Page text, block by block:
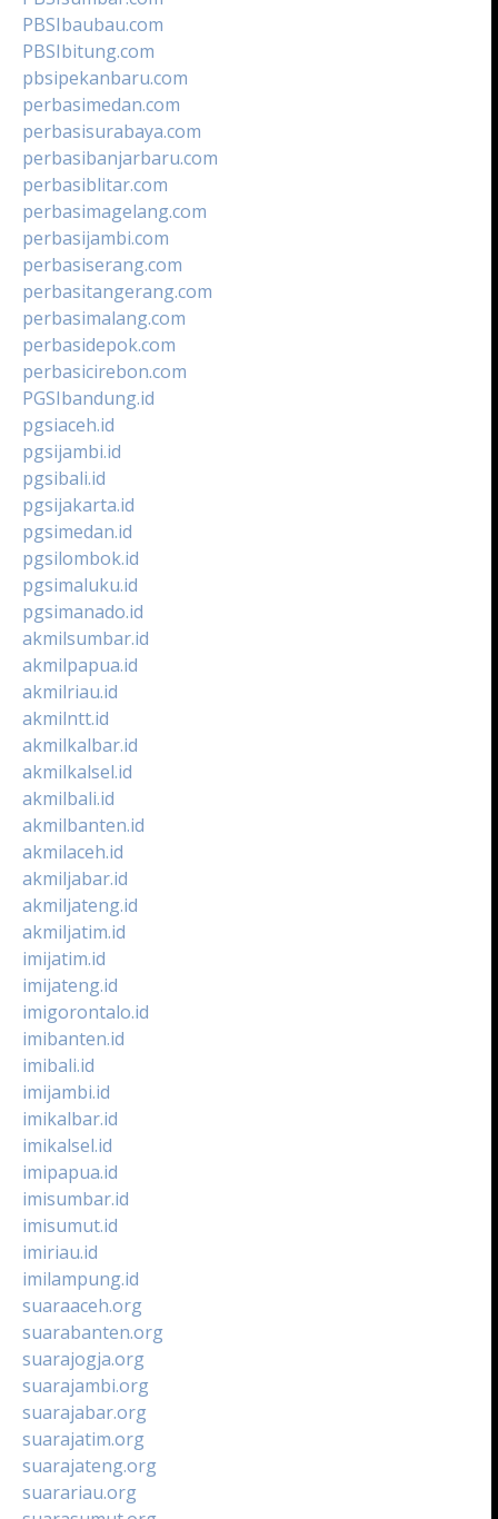
PBSIbaubau.com
PBSIbitung.com
pbsipekanbaru.com
perbasimedan.com
perbasisurabaya.com
perbasibanjarbaru.com
perbasiblitar.com
perbasimagelang.com
perbasijambi.com
perbasiserang.com
perbasitangerang.com
perbasimalang.com
perbasidepok.com
perbasicirebon.com
PGSIbandung.id
pgsiaceh.id
pgsijambi.id
pgsibali.id
pgsijakarta.id
pgsimedan.id
pgsilombok.id
pgsimaluku.id
pgsimanado.id
akmilsumbar.id
akmilpapua.id
akmilriau.id
akmilntt.id
akmilkalbar.id
akmilkalsel.id
akmilbali.id
akmilbanten.id
akmilaceh.id
akmiljabar.id
akmiljateng.id
akmiljatim.id
imijatim.id
imijateng.id
imigorontalo.id
imibanten.id
imibali.id
imijambi.id
imikalbar.id
imikalsel.id
imipapua.id
imisumbar.id
imisumut.id
imiriau.id
imilampung.id
suaraaceh.org
suarabanten.org
suarajogja.org
suarajambi.org
suarajabar.org
suarajatim.org
suarajateng.org
suarariau.org